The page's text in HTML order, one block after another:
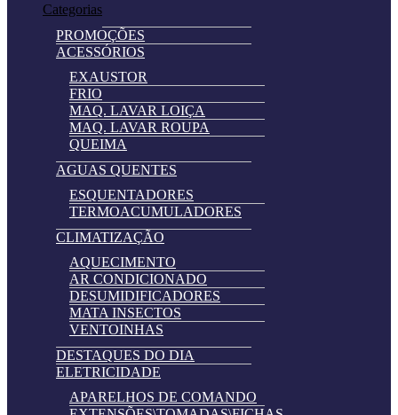
Categorias
PROMOÇÕES
ACESSÓRIOS
EXAUSTOR
FRIO
MAQ. LAVAR LOIÇA
MAQ. LAVAR ROUPA
QUEIMA
AGUAS QUENTES
ESQUENTADORES
TERMOACUMULADORES
CLIMATIZAÇÃO
AQUECIMENTO
AR CONDICIONADO
DESUMIDIFICADORES
MATA INSECTOS
VENTOINHAS
DESTAQUES DO DIA
ELETRICIDADE
APARELHOS DE COMANDO